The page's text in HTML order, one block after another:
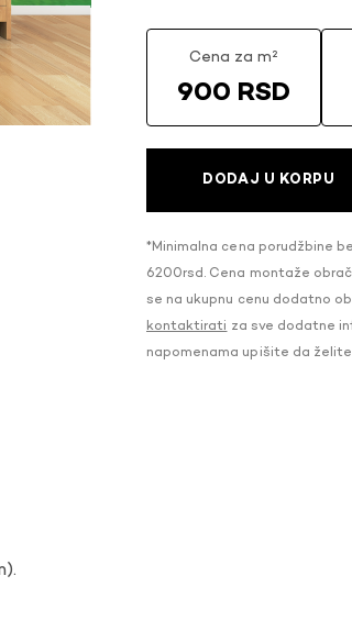
Cena za m²
900 RSD
DODAJ U KORPU
*Minimalna cena porudžbine
6200rsd. Cena montaže
se na ukupnu cenu dodatno
kontaktirati za sve dodatne
napomenama upišite da